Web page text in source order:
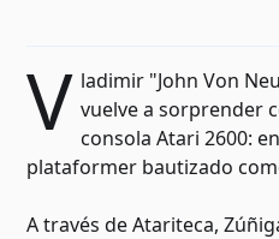
V ladimir "John Von
vuelve a sorprender
consola Atari 2600:
plataformer bautizado
A través de Atariteca,